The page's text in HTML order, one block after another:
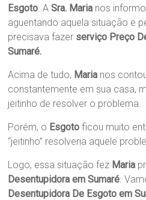
Esgoto . ASra. Maria nos
aguentando aquela situação e
precisava fazer serviço Preço
Sumaré.
Acima de tudo, Maria nos
constantemente em sua casa,
jeitinho de resolver o problema.
Porém, o Esgoto ficou muito
“jeitinho” resolveria aquele
Logo, essa situação fez Maria
Desentupidora em Sumaré .
Desentupidora De Esgoto em